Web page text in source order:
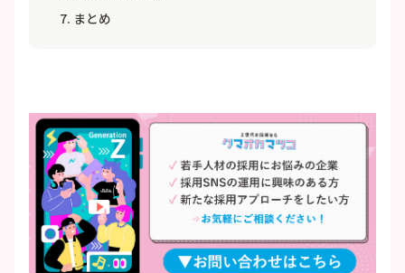
まとめ